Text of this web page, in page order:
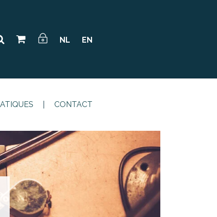
NL EN
CONTACT